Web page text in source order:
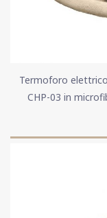
Termoforo
CHP-03 in